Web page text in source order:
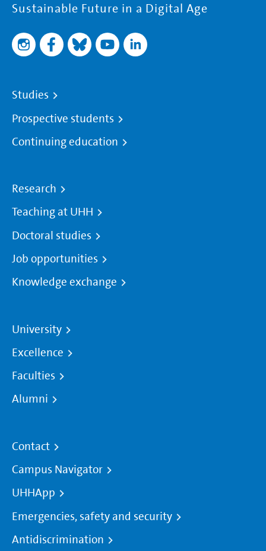
Sustainable Future in a Digital Age
Studies
Prospective students
Continuing education
Research
Teaching at UHH
Doctoral studies
Job opportunities
Knowledge exchange
University
Excellence
Faculties
Alumni
Contact
Campus Navigator
UHHApp
Emergencies, safety and security
Antidiscrimination